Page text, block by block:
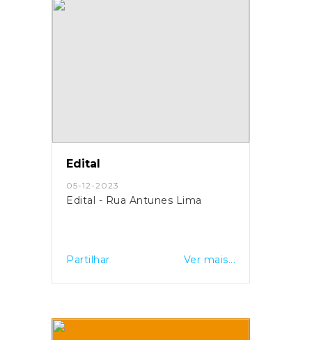
Edital
05-12-2023
Edital - Rua Antunes Lima
Partilhar Ver mais...